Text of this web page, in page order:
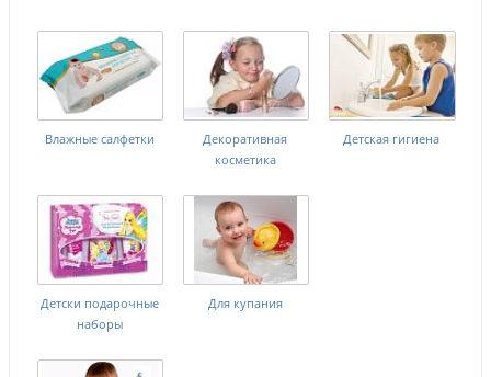
Влажные салфетки
Декоративная
косметика
Детская гигиена
Детски подарочные
наборы
Для купания